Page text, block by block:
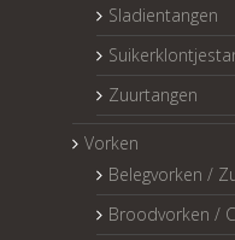
Sladientangen
Zuurtangen
Vorken
Belegvorken /
Broodvorken /